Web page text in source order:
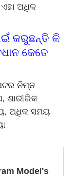
ଅଧିକ
କରୁଛନ୍ତି କି
କେତେ
ନିମ୍ନ
ଶାରୀରିକ
ଅଧିକ ସମୟ